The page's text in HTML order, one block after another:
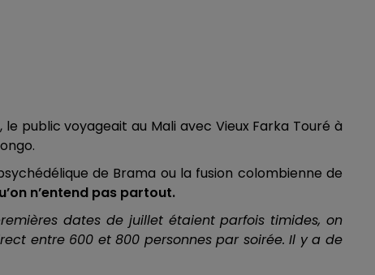
public voyageait au Mali avec Vieux Farka Touré à
de Brama ou la fusion colombienne de
n’entend pas partout.
dates de juillet étaient parfois timides, on
entre 600 et 800 personnes par soirée. Il y a de